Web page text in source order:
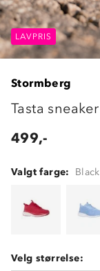
LAVPRIS
LAVPRIS
Stormberg
Tasta sneaker
499,-
Valgt farge: Black
Velg størrelse: